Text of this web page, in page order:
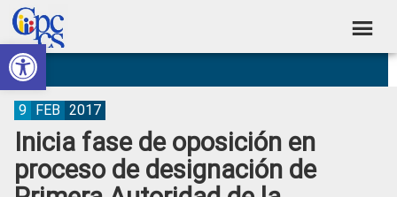
Abrir barra de herramientas
Skip
to
primary
navigation
Skip
to
main
content
Skip
to
primary
sidebar
Skip
to
footer
Consejo
de
Participación
Ciudadana
Construyendo
Poder
Ciudadano
Inicia fase de oposición en
proceso de designación de
9 FEB 2017